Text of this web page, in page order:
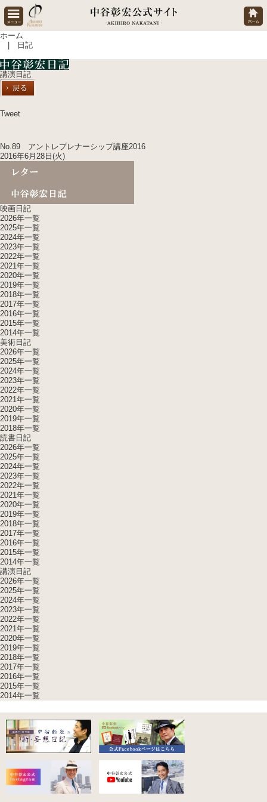
ホーム
| 日記
講演日記
Tweet
No.89 アントレプレナーシップ講座2016
2016年6月28日(火)
映画日記
2026年一覧
2025年一覧
2024年一覧
2023年一覧
2022年一覧
2021年一覧
2020年一覧
2019年一覧
2018年一覧
2017年一覧
2016年一覧
2015年一覧
2014年一覧
美術日記
2026年一覧
2025年一覧
2024年一覧
2023年一覧
2022年一覧
2021年一覧
2020年一覧
2019年一覧
2018年一覧
読書日記
2026年一覧
2025年一覧
2024年一覧
2023年一覧
2022年一覧
2021年一覧
2020年一覧
2019年一覧
2018年一覧
2017年一覧
2016年一覧
2015年一覧
2014年一覧
講演日記
2026年一覧
2025年一覧
2024年一覧
2023年一覧
2022年一覧
2021年一覧
2020年一覧
2019年一覧
2018年一覧
2017年一覧
2016年一覧
2015年一覧
2014年一覧